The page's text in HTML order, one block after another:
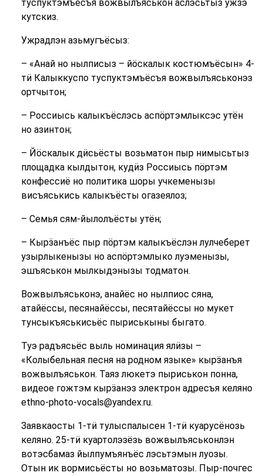
туспуктэмъёсъя вожвылъяськон аслэсьтыз ужзэ
кутскиз.
Ужрадлэн азьмугъёсыз:
– «Анай но нылписыз – йӧскалык костюмъёсын» 4-
тӥ Калыккуспо туспуктэмъёсъя вожвылъяськонэз
ортчытон;
– Россиысь калыкъёслэсь аспӧртэмлыксэс утён
но азинтон;
– Йӧскалык дӥсьёсты возьматон пыр нимысьтыз
площадка кылдытон, кудӥз Россиысь пӧртэм
конфессиё но политика шоры учкеменызы
висъяськись калыкъёсты огазеялоз;
– Семья сям-йылолъёсты утён;
– Кырӟанъёс пыр пӧртэм калыкъёслэн лулчеберет
узырлыкенызы но аспӧртэмлыко луэменызы,
эшъяськон мылкыдэнызы тодматон.
Вожвылъяськонэ, анайёс но нылпиос сяна,
атайёссы, песянайёссы, песятайёссы но мукет
тунсыкъяськисьёс пыриськыны быгато.
Туэ радъясьёс выль номинация ялӥзы –
«Колыбельная песня на родном языке» кырӟанъя
вожвылъяськон. Таяз люкетэ пыриськон понна,
видеое гожтэм кырӟанэз электрон адресъя келяно
ethno-photo-vocals@yandex.ru.
Заявкаосты 1-тӥ тулыспалысен 1-тӥ куарусёнозь
келяно. 25-тӥ куартолэзёзь вожвылъяськонлэн
вотэсбамаз йылпумъянъёс лэсьтэмын луозы.
Отын ик вормисьёсты но возьматозы. Пыр-почгес